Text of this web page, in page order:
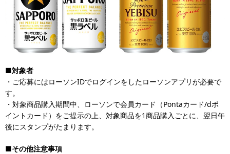
■対象者
・ご応募にはローソンIDでログインをしたローソンアプリが必要で
す。
・対象商品購入期間中、ローソンで会員カード（Pontaカード/dポ
イントカード）をご提示の上、対象商品を1商品購入ごとに、翌日午
後にスタンプがたまります。
■その他注意事項